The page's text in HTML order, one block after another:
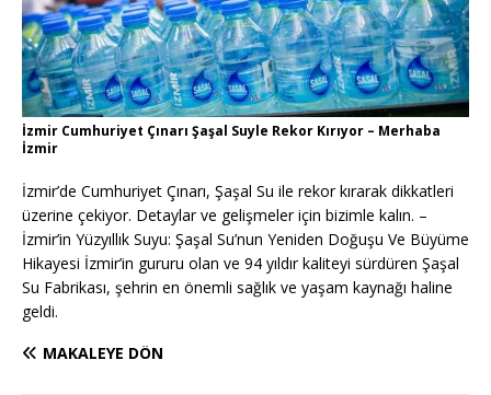
İzmir Cumhuriyet Çınarı Şaşal Suyle Rekor Kırıyor – Merhaba
İzmir
İzmir’de Cumhuriyet Çınarı, Şaşal Su ile rekor kırarak dikkatleri
üzerine çekiyor. Detaylar ve gelişmeler için bizimle kalın. –
İzmir’in Yüzyıllık Suyu: Şaşal Su’nun Yeniden Doğuşu Ve Büyüme
Hikayesi İzmir’in gururu olan ve 94 yıldır kaliteyi sürdüren Şaşal
Su Fabrikası, şehrin en önemli sağlık ve yaşam kaynağı haline
geldi.
MAKALEYE DÖN